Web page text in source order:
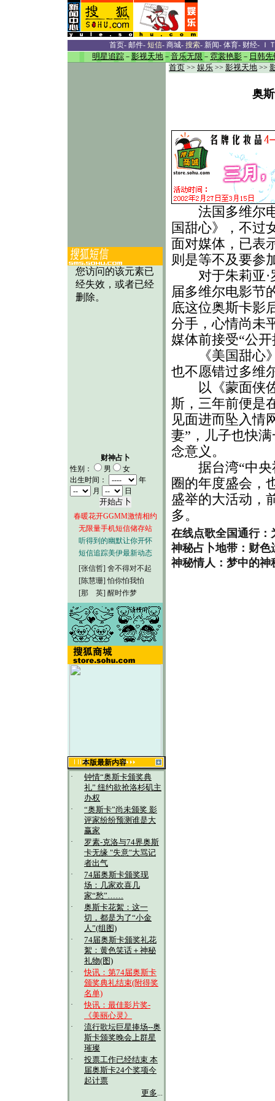
首页- 邮件- 短信- 商城- 搜索- 新闻- 体育- 财经- Ｉ
明星追踪 － 影视天地 － 音乐无限 － 霓裳艳影 － 日韩先
财神占卜
性别：
男
女
出生时间：
年
月
日
春暖花开GGMM激情相约
无限量手机短信储存站
听得到的幽默让你开怀
短信追踪美伊最新动态
[张信哲] 舍不得对不起
[陈慧珊] 怕你怕我怕
[那 英] 醒时作梦
本版最新内容
·
钟情“奥斯卡颁奖典
礼” 纽约欲抢洛杉矶主
办权
·
“奥斯卡”尚未颁奖 影
评家纷纷预测谁是大
赢家
·
罗素-克洛与74界奥斯
卡无缘 "失意"大骂记
者出气
·
74届奥斯卡颁奖现
场：几家欢喜几
家“愁”……
·
奥斯卡花絮：这一
切，都是为了“小金
人”(组图)
·
74届奥斯卡颁奖礼花
絮：黄色笑话＋神秘
礼物(图)
·
快讯：第74届奥斯卡
颁奖典礼结束(附得奖
名单)
·
快讯：最佳影片奖-
《美丽心灵》
·
流行歌坛巨星捧场--奥
斯卡颁奖晚会上群星
璀璨
·
投票工作已经结束 本
届奥斯卡24个奖项今
起计票
更多...
首页 >> 娱乐 >> 影视天地 >>
奥
法国多维尔电
国甜心》，不过
面对媒体，已表
则是等不及要参
对于朱莉亚·
届多维尔电影节
底这位奥斯卡影
分手，心情尚未
媒体前接受“公
《美国甜心》
也不愿错过多维
以《蒙面侠佐
斯，三年前便是
见面进而坠入情
妻”，儿子也快
念意义。
据台湾“中央
圈的年度盛会，
盛举的大活动，
多。
在线点歌全国通行
神秘占卜地带：财色
神秘情人：梦中的